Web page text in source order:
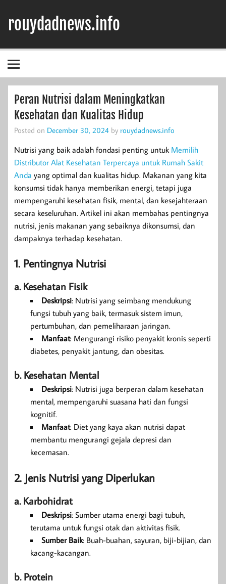
content
rouydadnews.info
Peran Nutrisi dalam Meningkatkan
Kesehatan dan Kualitas Hidup
Posted on December 30, 2024 by rouydadnews.info
Nutrisi yang baik adalah fondasi penting untuk Memilih
Distributor Alat Kesehatan Terpercaya untuk Rumah Sakit
Anda yang optimal dan kualitas hidup. Makanan yang kita
konsumsi tidak hanya memberikan energi, tetapi juga
mempengaruhi kesehatan fisik, mental, dan kesejahteraan
secara keseluruhan. Artikel ini akan membahas pentingnya
nutrisi, jenis makanan yang sebaiknya dikonsumsi, dan
dampaknya terhadap kesehatan.
1. Pentingnya Nutrisi
a. Kesehatan Fisik
Deskripsi: Nutrisi yang seimbang mendukung
fungsi tubuh yang baik, termasuk sistem imun,
pertumbuhan, dan pemeliharaan jaringan.
Manfaat: Mengurangi risiko penyakit kronis seperti
diabetes, penyakit jantung, dan obesitas.
b. Kesehatan Mental
Deskripsi: Nutrisi juga berperan dalam kesehatan
mental, mempengaruhi suasana hati dan fungsi
kognitif.
Manfaat: Diet yang kaya akan nutrisi dapat
membantu mengurangi gejala depresi dan
kecemasan.
2. Jenis Nutrisi yang Diperlukan
a. Karbohidrat
Deskripsi: Sumber utama energi bagi tubuh,
terutama untuk fungsi otak dan aktivitas fisik.
Sumber Baik: Buah-buahan, sayuran, biji-bijian, dan
kacang-kacangan.
b. Protein